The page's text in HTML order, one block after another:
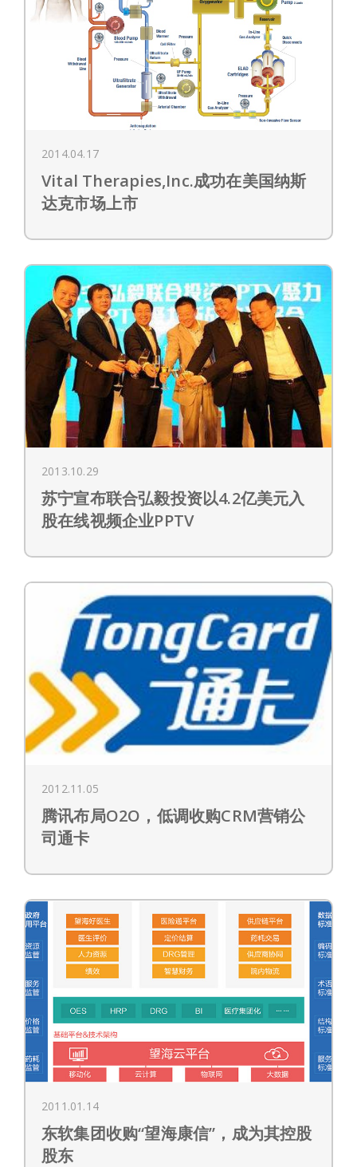
2014.04.17
Vital Therapies,Inc.成功在美国纳斯
达克市场上市
2013.10.29
苏宁宣布联合弘毅投资以4.2亿美元入
股在线视频企业PPTV
2012.11.05
腾讯布局O2O，低调收购CRM营销公
司通卡
2011.01.14
东软集团收购“望海康信”，成为其控股
股东